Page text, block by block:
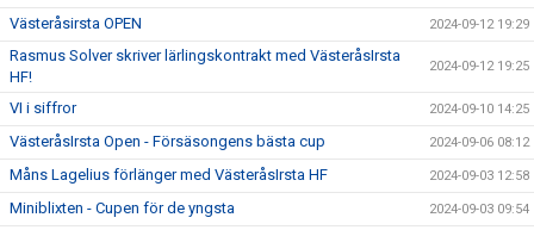
Västeråsirsta OPEN 2024-09-12 19:29
Rasmus Solver skriver lärlingskontrakt med VästeråsIrsta
HF!
2024-09-12 19:25
VI i siffror 2024-09-10 14:25
VästeråsIrsta Open - Försäsongens bästa cup 2024-09-06 08:12
Måns Lagelius förlänger med VästeråsIrsta HF 2024-09-03 12:58
Miniblixten - Cupen för de yngsta 2024-09-03 09:54